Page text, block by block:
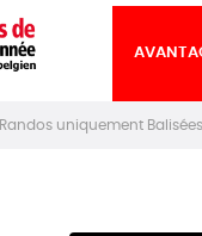
Randos uniquement Balisées